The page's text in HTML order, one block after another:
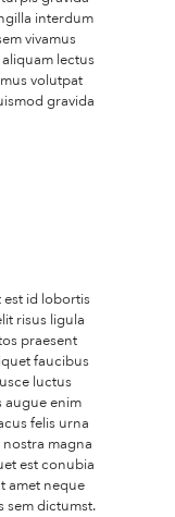
interdum
vivamus
lectus
volutpat
gravida
est id lobortis
risus ligula
praesent
faucibus
luctus
augue enim
felis urna
magna
est conubia
amet neque
sem dictumst.